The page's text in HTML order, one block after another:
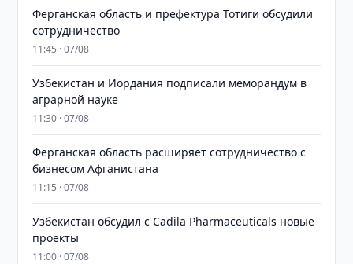
Ферганская область и префектура Тотиги обсудили
сотрудничество
11:45 · 07/08
Узбекистан и Иордания подписали меморандум в
аграрной науке
11:30 · 07/08
Ферганская область расширяет сотрудничество с
бизнесом Афганистана
11:15 · 07/08
Узбекистан обсудил с Cadila Pharmaceuticals новые
проекты
11:00 · 07/08